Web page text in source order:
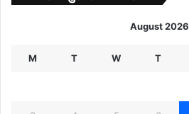
August 2026
M T W T